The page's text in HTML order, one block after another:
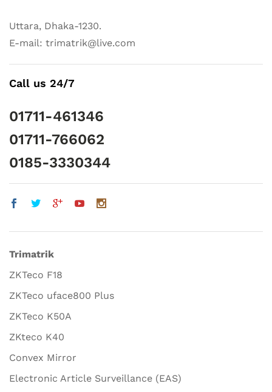
Uttara, Dhaka-1230.
E-mail: trimatrik@live.com
Call us 24/7
01711-461346
01711-766062
0185-3330344
Trimatrik
ZKTeco F18
ZKTeco uface800 Plus
ZKTeco K50A
ZKteco K40
Convex Mirror
Electronic Article Surveillance (EAS)